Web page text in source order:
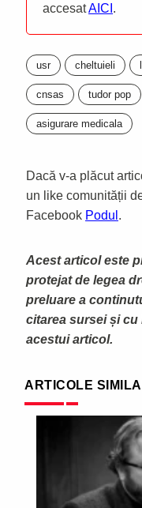
accesatAICI .
usr cheltuieli
cnsas tudor pop
asigurare medicala
Dacă v-a plăcut
un like comunității
Facebook Podul .
Acest articol este
protejat de legea
preluare a
citarea sursei și cu
acestui articol.
ARTICOLE